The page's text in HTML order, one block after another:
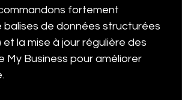
fortement
balises de données structurées
et la mise à jour régulière des
My Business pour améliorer